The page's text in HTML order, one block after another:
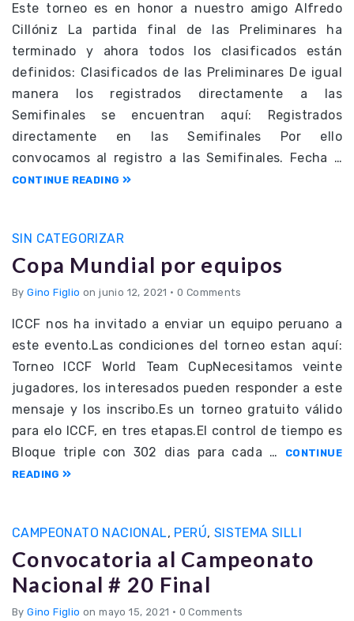
Este torneo es en honor a nuestro amigo Alfredo
Cillóniz La partida final de las Preliminares ha
terminado y ahora todos los clasificados están
definidos: Clasificados de las Preliminares De igual
manera los registrados directamente a las
Semifinales se encuentran aquí: Registrados
directamente en las Semifinales Por ello
convocamos al registro a las Semifinales. Fecha …
CONTINUE READING
SIN CATEGORIZAR
Copa Mundial por equipos
ByGino Figlio on junio 12, 2021 • 0 Comments
ICCF nos ha invitado a enviar un equipo peruano a
este evento.Las condiciones del torneo estan aquí:
Torneo ICCF World Team CupNecesitamos veinte
jugadores, los interesados pueden responder a este
mensaje y los inscribo.Es un torneo gratuito válido
para elo ICCF, en tres etapas.El control de tiempo es
Bloque triple con 302 dias para cada …
CONTINUE
READING
CAMPEONATO NACIONAL, PERÚ, SISTEMA SILLI
Convocatoria al Campeonato
Nacional # 20 Final
ByGino Figlio on mayo 15, 2021 • 0 Comments